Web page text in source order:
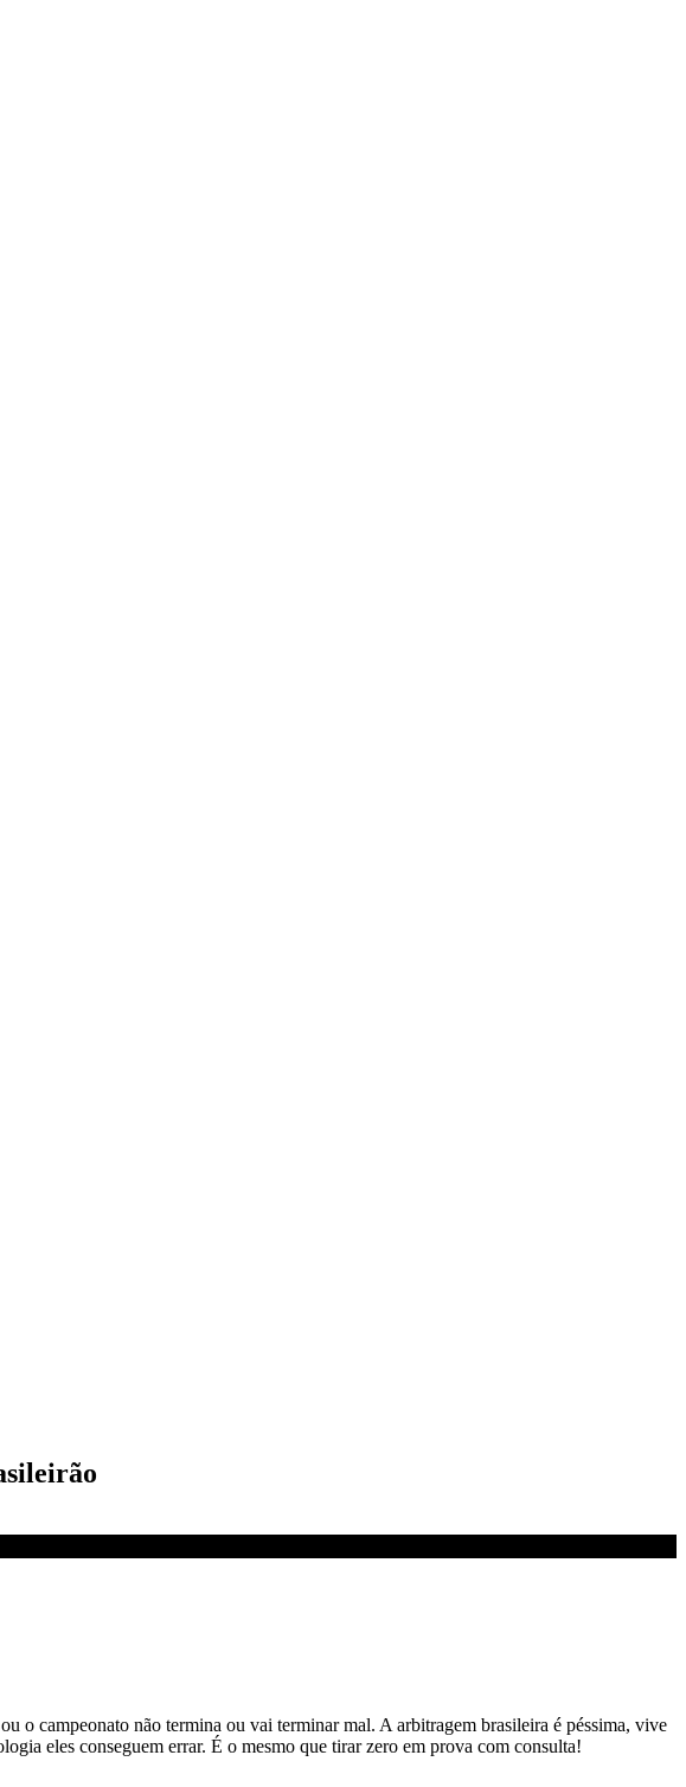
o campeonato não termina ou vai terminar mal. A arbitragem brasileira é péssima, vive
eles conseguem errar. É o mesmo que tirar zero em prova com consulta!